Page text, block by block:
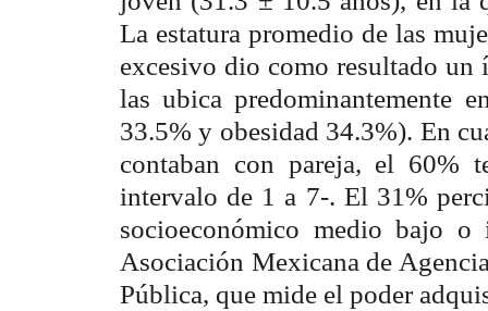
La estatura promedio de las
excesivo dio como resultado un
las ubica predominantemente
33.5% y obesidad 34.3%). En
contaban con pareja, el 60%
intervalo de 1 a 7-. El 31%
socioeconómico medio bajo
Asociación Mexicana de
Pública, que mide el poder